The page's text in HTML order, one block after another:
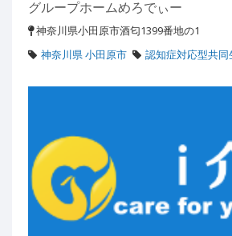
グループホームめろでぃー
神奈川県小田原市酒匂1399番地の1
神奈川県 小田原市
認知症対応型共同